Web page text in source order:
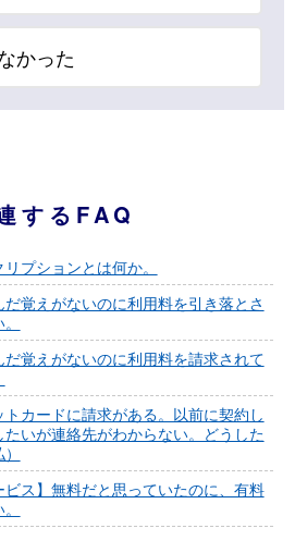
かった
するFAQ
プションとは何か。
だ覚えがないのに利用料を引き落とさ
だ覚えがないのに利用料を請求されて
トカードに請求がある。以前に契約し
いが連絡先がわからない。どうした
ビス】無料だと思っていたのに、有料